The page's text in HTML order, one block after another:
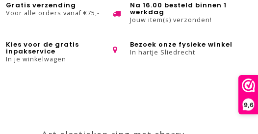
9,6
Gratis verzending
Voor alle orders vanaf €75,-
Na 16.00 besteld binnen 1
werkdag
Jouw item(s) verzonden!
Kies voor de gratis
inpakservice
In je winkelwagen
Bezoek onze fysieke winkel
In hartje Sliedrecht